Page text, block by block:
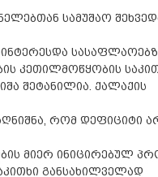
სამუშაო
კეთილმოწყობის
შეტანილია. ქალაქის
რომ დეფიციტი
მიერ ინიცირებულ
განსახილველად